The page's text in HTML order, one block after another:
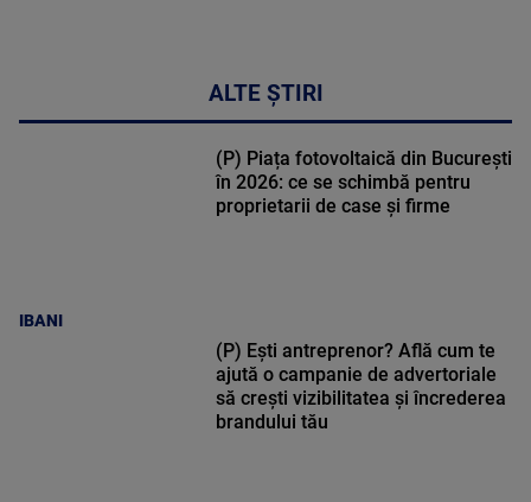
ALTE ȘTIRI
IBANI
(P) Piața fotovoltaică din București
în 2026: ce se schimbă pentru
proprietarii de case și firme
(P) Ești antreprenor? Află cum te
ajută o campanie de advertoriale
să crești vizibilitatea și încrederea
brandului tău